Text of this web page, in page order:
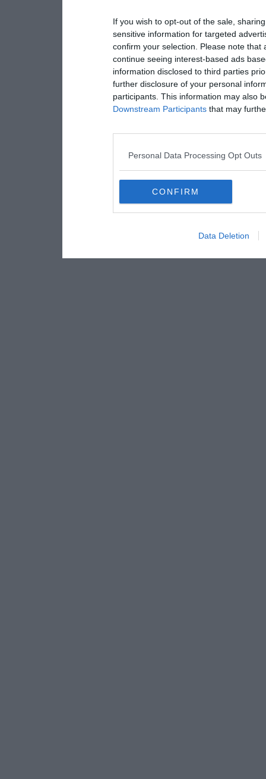
If you wish to opt-out of the sale,
sensitive information for targeted
confirm your selection. Please note
continue seeing interest-based ads
information disclosed to third parties
further disclosure of your personal
participants. This information may also
Downstream Participants that may
Personal Data Processing Opt Outs
CONFIRM
Data Deletion